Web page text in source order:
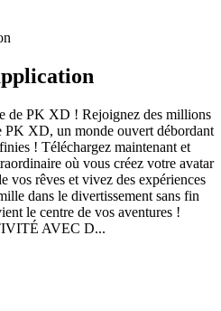
de PK XD ! Rejoignez des millions
PK XD, un monde ouvert débordant
! Téléchargez maintenant et
où vous créez votre avatar
vos rêves et vivez des expériences
dans le divertissement sans fin
le centre de vos aventures !
AVEC D...